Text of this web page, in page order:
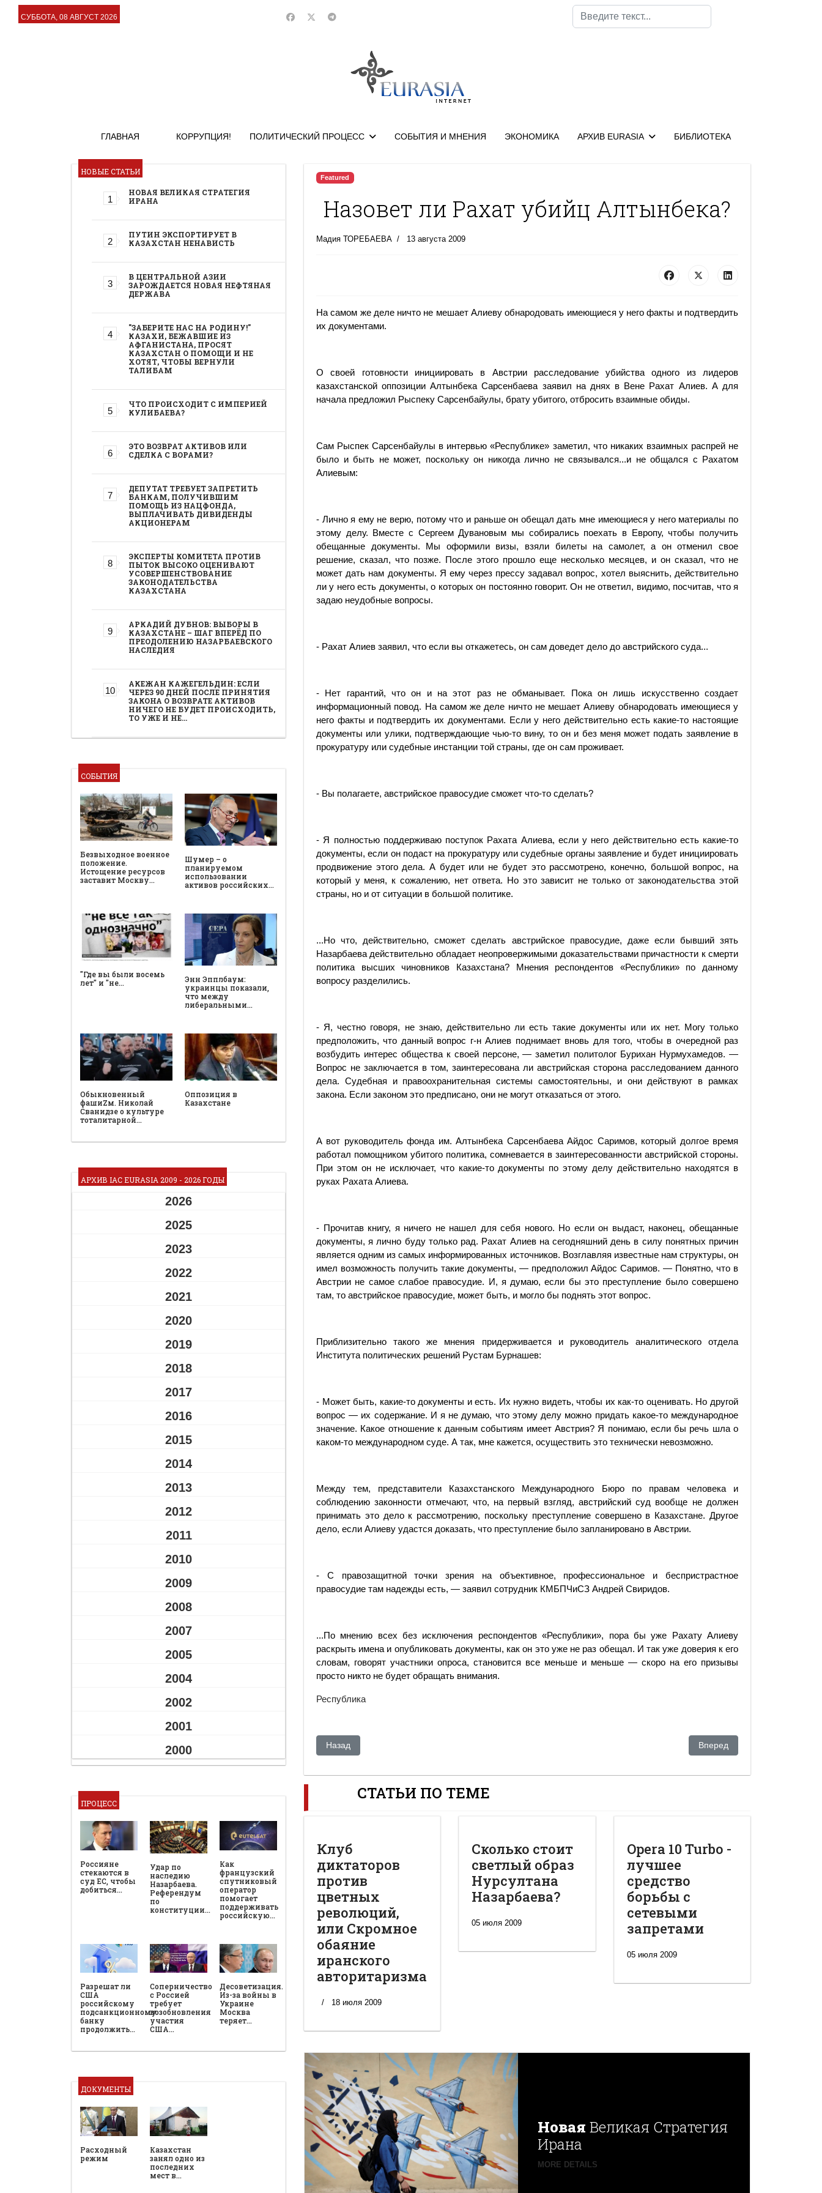
СУББОТА, 08 АВГУСТ 2026
Поиск
ГЛАВНАЯ КОРРУПЦИЯ! ПОЛИТИЧЕСКИЙ ПРОЦЕСС СОБЫТИЯ И МНЕНИЯ ЭКОНОМИКА АРХИВ EURASIA БИБЛИОТЕКА
НОВЫЕ СТАТЬИ
НОВАЯ ВЕЛИКАЯ СТРАТЕГИЯ
ИРАНА
ПУТИН ЭКСПОРТИРУЕТ В
КАЗАХСТАН НЕНАВИСТЬ
В ЦЕНТРАЛЬНОЙ АЗИИ
ЗАРОЖДАЕТСЯ НОВАЯ НЕФТЯНАЯ
ДЕРЖАВА
"ЗАБЕРИТЕ НАС НА РОДИНУ!"
КАЗАХИ, БЕЖАВШИЕ ИЗ
АФГАНИСТАНА, ПРОСЯТ
КАЗАХСТАН О ПОМОЩИ И НЕ
ХОТЯТ, ЧТОБЫ ВЕРНУЛИ
ТАЛИБАМ
ЧТО ПРОИСХОДИТ С ИМПЕРИЕЙ
КУЛИБАЕВА?
ЭТО ВОЗВРАТ АКТИВОВ ИЛИ
СДЕЛКА С ВОРАМИ?
ДЕПУТАТ ТРЕБУЕТ ЗАПРЕТИТЬ
БАНКАМ, ПОЛУЧИВШИМ
ПОМОЩЬ ИЗ НАЦФОНДА,
ВЫПЛАЧИВАТЬ ДИВИДЕНДЫ
АКЦИОНЕРАМ
ЭКСПЕРТЫ КОМИТЕТА ПРОТИВ
ПЫТОК ВЫСОКО ОЦЕНИВАЮТ
УСОВЕРШЕНСТВОВАНИЕ
ЗАКОНОДАТЕЛЬСТВА
КАЗАХСТАНА
АРКАДИЙ ДУБНОВ: ВЫБОРЫ В
КАЗАХСТАНЕ – ШАГ ВПЕРЁД ПО
ПРЕОДОЛЕНИЮ НАЗАРБАЕВСКОГО
НАСЛЕДИЯ
АКЕЖАН КАЖЕГЕЛЬДИН: ЕСЛИ
ЧЕРЕЗ 90 ДНЕЙ ПОСЛЕ ПРИНЯТИЯ
ЗАКОНА О ВОЗВРАТЕ АКТИВОВ
НИЧЕГО НЕ БУДЕТ ПРОИСХОДИТЬ,
ТО УЖЕ И НЕ…
СОБЫТИЯ
Безвыходное военное
положение.
Истощение ресурсов
заставит Москву…
Шумер – о
планируемом
использовании
активов российских…
"Где вы были восемь
лет" и "не…
Энн Эпплбаум:
украинцы показали,
что между
либеральными…
Обыкновенный
фашиZм. Николай
Сванидзе о культуре
тоталитарной…
Оппозиция в
Казахстане
АРХИВ IAC EURASIA 2009 - 2026 ГОДЫ
2026
2025
2023
2022
2021
2020
2019
2018
2017
2016
2015
2014
2013
2012
2011
2010
2009
2008
2007
2005
2004
2002
2001
2000
ПРОЦЕСС
Россияне
стекаются в
суд ЕС, чтобы
добиться…
Удар по
наследию
Назарбаева.
Референдум
по
конституции…
Как
французский
спутниковый
оператор
помогает
поддерживать
российскую…
Разрешат ли
США
российскому
подсанкционному
банку
продолжить…
Соперничество
с Россией
требует
возобновления
участия
США…
Десоветизация.
Из-за войны в
Украине
Москва
теряет…
ДОКУМЕНТЫ
Расходный
режим
Казахстан
занял одно из
последних
мест в…
Featured
Назовет ли Рахат убийц Алтынбека?
Мадия ТОРЕБАЕВА 13 августа 2009
На самом же деле ничто не мешает Алиеву обнародовать имеющиеся у него факты и подтвердить
их документами.
О своей готовности инициировать в Австрии расследование убийства одного из лидеров
казахстанской оппозиции Алтынбека Сарсенбаева заявил на днях в Вене Рахат Алиев. А для
начала предложил Рыспеку Сарсенбайулы, брату убитого, отбросить взаимные обиды.
Сам Рыспек Сарсенбайулы в интервью «Республике» заметил, что никаких взаимных распрей не
было и быть не может, поскольку он никогда лично не связывался...и не общался с Рахатом
Алиевым:
- Лично я ему не верю, потому что и раньше он обещал дать мне имеющиеся у него материалы по
этому делу. Вместе с Сергеем Дувановым мы собирались поехать в Европу, чтобы получить
обещанные документы. Мы оформили визы, взяли билеты на самолет, а он отменил свое
решение, сказал, что позже. После этого прошло еще несколько месяцев, и он сказал, что не
может дать нам документы. Я ему через прессу задавал вопрос, хотел выяснить, действительно
ли у него есть документы, о которых он постоянно говорит. Он не ответил, видимо, посчитав, что я
задаю неудобные вопросы.
- Рахат Алиев заявил, что если вы откажетесь, он сам доведет дело до австрийского суда...
- Нет гарантий, что он и на этот раз не обманывает. Пока он лишь искусственно создает
информационный повод. На самом же деле ничто не мешает Алиеву обнародовать имеющиеся у
него факты и подтвердить их документами. Если у него действительно есть какие-то настоящие
документы или улики, подтверждающие чью-то вину, то он и без меня может подать заявление в
прокуратуру или судебные инстанции той страны, где он сам проживает.
- Вы полагаете, австрийское правосудие сможет что-то сделать?
- Я полностью поддерживаю поступок Рахата Алиева, если у него действительно есть какие-то
документы, если он подаст на прокуратуру или судебные органы заявление и будет инициировать
продвижение этого дела. А будет или не будет это рассмотрено, конечно, большой вопрос, на
который у меня, к сожалению, нет ответа. Но это зависит не только от законодательства этой
страны, но и от ситуации в большой политике.
...Но что, действительно, сможет сделать австрийское правосудие, даже если бывший зять
Назарбаева действительно обладает неопровержимыми доказательствами причастности к смерти
политика высших чиновников Казахстана? Мнения респондентов «Республики» по данному
вопросу разделились.
- Я, честно говоря, не знаю, действительно ли есть такие документы или их нет. Могу только
предположить, что данный вопрос г-н Алиев поднимает вновь для того, чтобы в очередной раз
возбудить интерес общества к своей персоне, — заметил политолог Бурихан Нурмухамедов. —
Вопрос не заключается в том, заинтересована ли австрийская сторона расследованием данного
дела. Судебная и правоохранительная системы самостоятельны, и они действуют в рамках
закона. Если законом это предписано, они не могут отказаться от этого.
А вот руководитель фонда им. Алтынбека Сарсенбаева Айдос Саримов, который долгое время
работал помощником убитого политика, сомневается в заинтересованности австрийской стороны.
При этом он не исключает, что какие-то документы по этому делу действительно находятся в
руках Рахата Алиева.
- Прочитав книгу, я ничего не нашел для себя нового. Но если он выдаст, наконец, обещанные
документы, я лично буду только рад. Рахат Алиев на сегодняшний день в силу понятных причин
является одним из самых информированных источников. Возглавляя известные нам структуры, он
имел возможность получить такие документы, — предположил Айдос Саримов. — Понятно, что в
Австрии не самое слабое правосудие. И, я думаю, если бы это преступление было совершено
там, то австрийское правосудие, может быть, и могло бы поднять этот вопрос.
Приблизительно такого же мнения придерживается и руководитель аналитического отдела
Института политических решений Рустам Бурнашев:
- Может быть, какие-то документы и есть. Их нужно видеть, чтобы их как-то оценивать. Но другой
вопрос — их содержание. И я не думаю, что этому делу можно придать какое-то международное
значение. Какое отношение к данным событиям имеет Австрия? Я понимаю, если бы речь шла о
каком-то международном суде. А так, мне кажется, осуществить это технически невозможно.
Между тем, представители Казахстанского Международного Бюро по правам человека и
соблюдению законности отмечают, что, на первый взгляд, австрийский суд вообще не должен
принимать это дело к рассмотрению, поскольку преступление совершено в Казахстане. Другое
дело, если Алиеву удастся доказать, что преступление было запланировано в Австрии.
- С правозащитной точки зрения на объективное, профессиональное и беспристрастное
правосудие там надежды есть, — заявил сотрудник КМБПЧиСЗ Андрей Свиридов.
...По мнению всех без исключения респондентов «Республики», пора бы уже Рахату Алиеву
раскрыть имена и опубликовать документы, как он это уже не раз обещал. И так уже доверия к его
словам, говорят участники опроса, становится все меньше и меньше — скоро на его призывы
просто никто не будет обращать внимания.
Республика
Предыдущий: Кто украл миллиард?
Назад Следующий: В защиту
Вперед
СТАТЬИ ПО ТЕМЕ
Клуб
диктаторов
против
цветных
революций,
или Скромное
обаяние
иранского
авторитаризма
18 июля 2009
Сколько стоит
светлый образ
Нурсултана
Назарбаева?
05 июля 2009
Opera 10 Turbo -
лучшее
средство
борьбы с
сетевыми
запретами
05 июля 2009
Новая Великая Стратегия
Ирана
MORE DETAILS